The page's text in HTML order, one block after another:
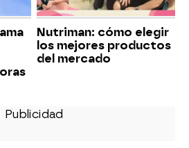
Nutriman: cómo elegir
los mejores productos
del mercado